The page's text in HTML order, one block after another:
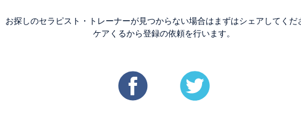
お探しのセラピスト・トレーナーが見つからない場合はまずはシェアしてくだ
ケアくるから登録の依頼を行います。